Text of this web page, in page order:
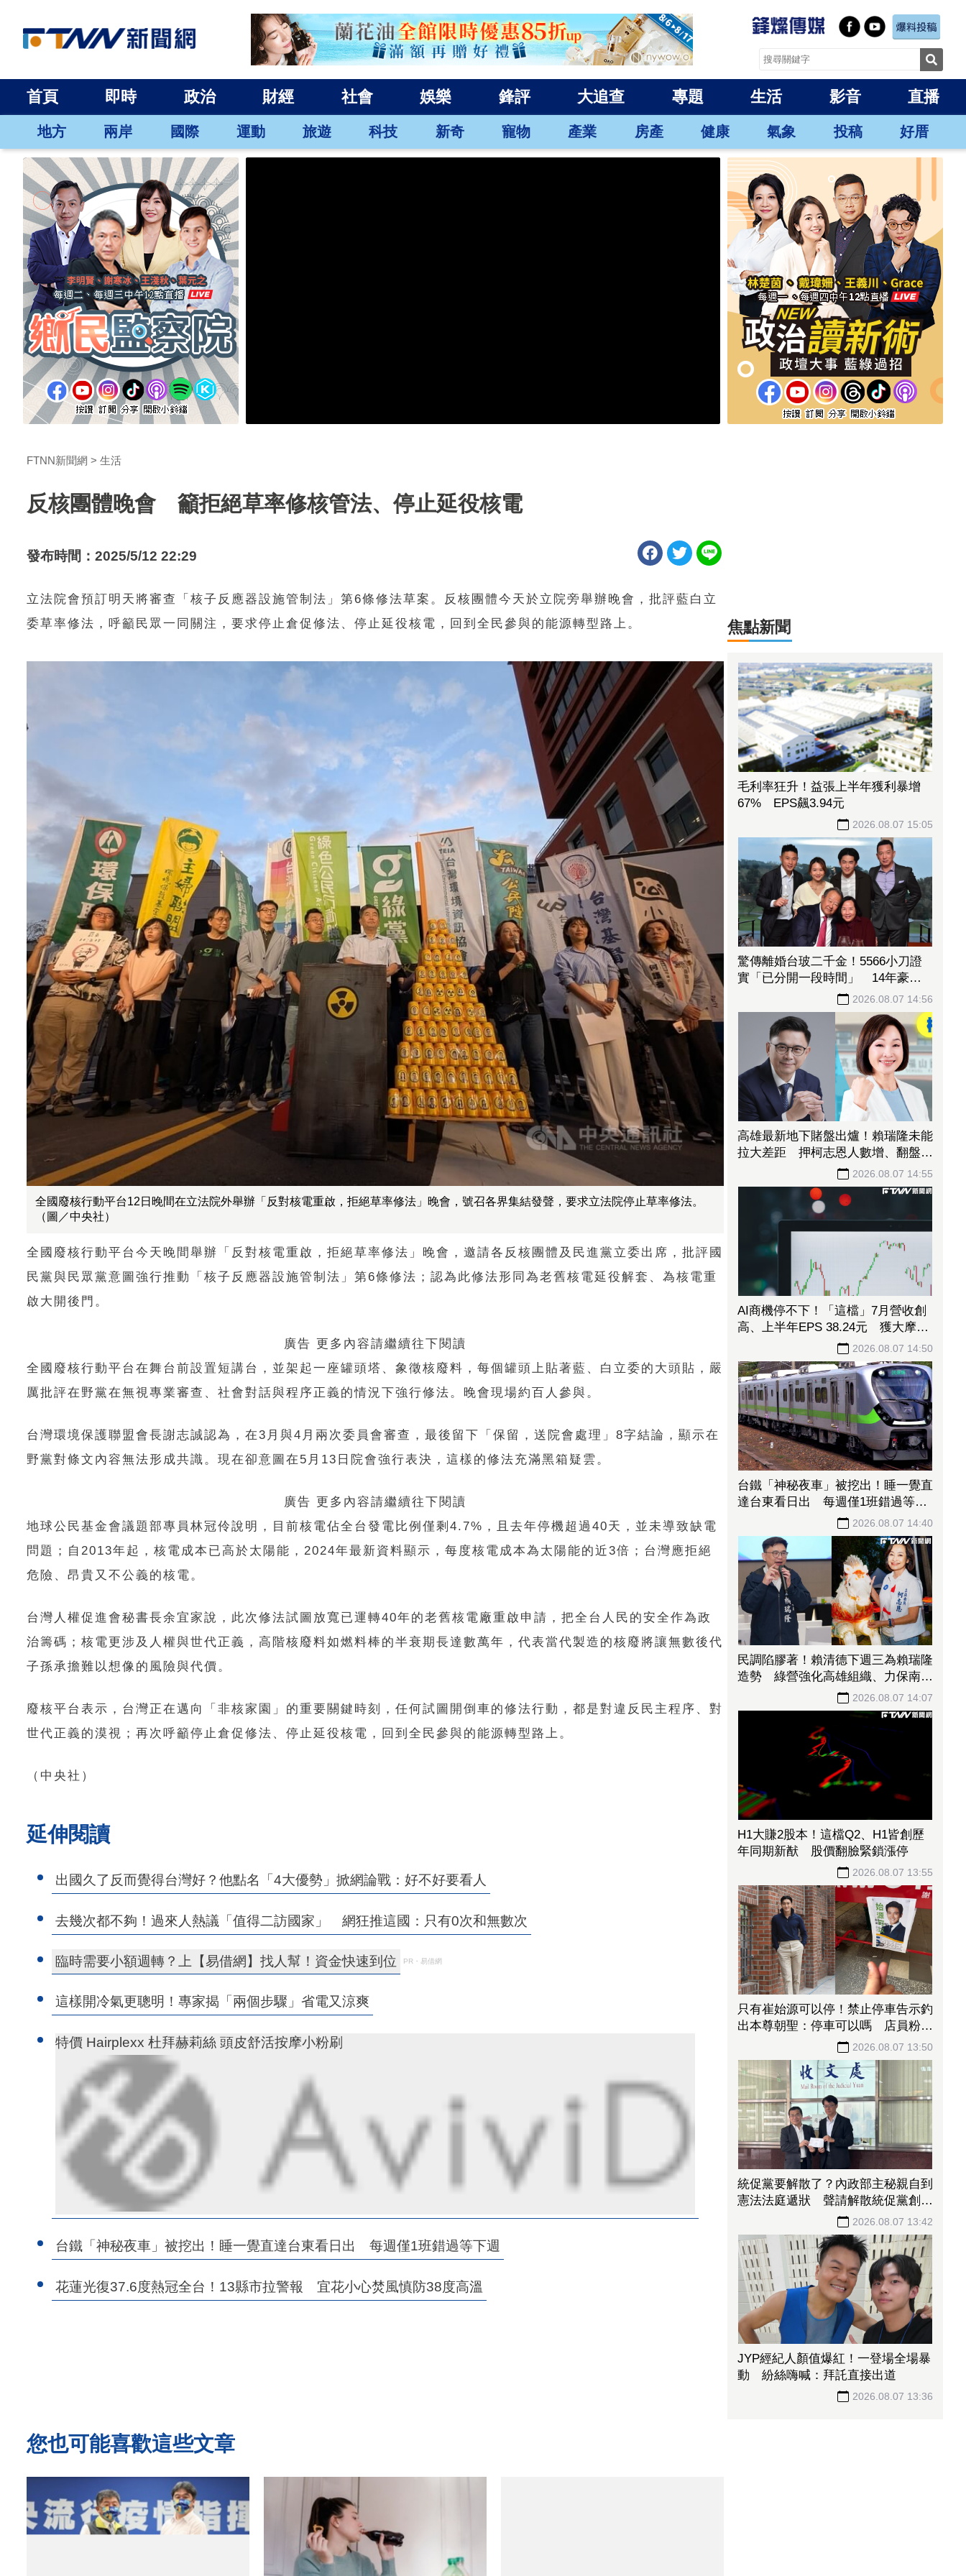
首頁 即時 政治 財經 社會 娛樂 鋒評 大追查 專題 生活 影音 直播
地方 兩岸 國際 運動 旅遊 科技 新奇 寵物 產業 房產 健康 氣象 投稿 好厝
FTNN新聞網 生活
反核團體晚會 籲拒絕草率修核管法、停止延役核電
發布時間：2025/5/12 22:29
立法院會預訂明天將審查「核子反應器設施管制法」第6條修法草案。反核團體今天於立院旁舉辦晚會，批評藍白立
委草率修法，呼籲民眾一同關注，要求停止倉促修法、停止延役核電，回到全民參與的能源轉型路上。
全國廢核行動平台12日晚間在立法院外舉辦「反對核電重啟，拒絕草率修法」晚會，號召各界集結發聲，要求立法院停止草率修法。
（圖／中央社）
全國廢核行動平台今天晚間舉辦「反對核電重啟，拒絕草率修法」晚會，邀請各反核團體及民進黨立委出席，批評國
民黨與民眾黨意圖強行推動「核子反應器設施管制法」第6條修法；認為此修法形同為老舊核電延役解套、為核電重
啟大開後門。
廣告 更多內容請繼續往下閱讀
全國廢核行動平台在舞台前設置短講台，並架起一座罐頭塔、象徵核廢料，每個罐頭上貼著藍、白立委的大頭貼，嚴
厲批評在野黨在無視專業審查、社會對話與程序正義的情況下強行修法。晚會現場約百人參與。
台灣環境保護聯盟會長謝志誠認為，在3月與4月兩次委員會審查，最後留下「保留，送院會處理」8字結論，顯示在
野黨對條文內容無法形成共識。現在卻意圖在5月13日院會強行表決，這樣的修法充滿黑箱疑雲。
廣告 更多內容請繼續往下閱讀
地球公民基金會議題部專員林冠伶說明，目前核電佔全台發電比例僅剩4.7%，且去年停機超過40天，並未導致缺電
問題；自2013年起，核電成本已高於太陽能，2024年最新資料顯示，每度核電成本為太陽能的近3倍；台灣應拒絕
危險、昂貴又不公義的核電。
台灣人權促進會秘書長余宜家說，此次修法試圖放寬已運轉40年的老舊核電廠重啟申請，把全台人民的安全作為政
治籌碼；核電更涉及人權與世代正義，高階核廢料如燃料棒的半衰期長達數萬年，代表當代製造的核廢將讓無數後代
子孫承擔難以想像的風險與代價。
廢核平台表示，台灣正在邁向「非核家園」的重要關鍵時刻，任何試圖開倒車的修法行動，都是對違反民主程序、對
世代正義的漠視；再次呼籲停止倉促修法、停止延役核電，回到全民參與的能源轉型路上。
（中央社）
延伸閱讀
出國久了反而覺得台灣好？他點名「4大優勢」掀網論戰：好不好要看人
去幾次都不夠！過來人熱議「值得二訪國家」 網狂推這國：只有0次和無數次
臨時需要小額週轉？上【易借網】找人幫！資金快速到位 PR・易借網
這樣開冷氣更聰明！專家揭「兩個步驟」省電又涼爽
特價 Hairplexx 杜拜赫莉絲 頭皮舒活按摩小粉刷
台鐵「神秘夜車」被挖出！睡一覺直達台東看日出 每週僅1班錯過等下週
花蓮光復37.6度熱冠全台！13縣市拉警報 宜花小心焚風慎防38度高溫
您也可能喜歡這些文章
焦點新聞
毛利率狂升！益張上半年獲利暴增
67% EPS飆3.94元
2026.08.07 15:05
驚傳離婚台玻二千金！5566小刀證
實「已分開一段時間」 14年豪門
2026.08.07 14:56
高雄最新地下賭盤出爐！賴瑞隆未能
拉大差距 押柯志恩人數增、翻盤仍
2026.08.07 14:55
AI商機停不下！「這檔」7月營收創
高、上半年EPS 38.24元 獲大摩喊
買、12000元目標價
2026.08.07 14:50
台鐵「神秘夜車」被挖出！睡一覺直
達台東看日出 每週僅1班錯過等下
2026.08.07 14:40
民調陷膠著！賴清德下週三為賴瑞隆
造勢 綠營強化高雄組織、力保南臺
2026.08.07 14:07
H1大賺2股本！這檔Q2、H1皆創歷
年同期新猷 股價翻臉緊鎖漲停
2026.08.07 13:55
只有崔始源可以停！禁止停車告示釣
出本尊朝聖：停車可以嗎 店員粉絲
2026.08.07 13:50
統促黨要解散了？內政部主秘親自到
憲法法庭遞狀 聲請解散統促黨創下
2026.08.07 13:42
JYP經紀人顏值爆紅！一登場全場暴
動 紛絲嗨喊：拜託直接出道
2026.08.07 13:36